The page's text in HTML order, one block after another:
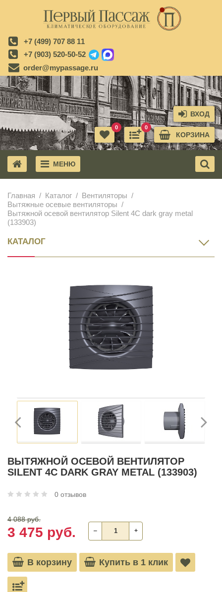
+7 (499) 707 88 11
+7 (903) 520-50-52
order@mypassage.ru
ВХОД
КОРЗИНА
0
0
МЕНЮ
Главная Каталог
Вентиляторы
Вытяжные осевые вентиляторы
Вытяжной осевой вентилятор Silent 4C dark gray metal
(133903)
КАТАЛОГ
ВЫТЯЖНОЙ ОСЕВОЙ ВЕНТИЛЯТОР
SILENT 4C DARK GRAY METAL (133903)
0 отзывов
4 088 руб.
3 475 руб. ‒ +
В корзину Купить в 1 клик